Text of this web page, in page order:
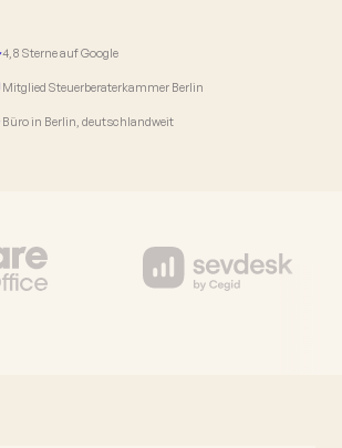
4,8 Sterne auf Google
Mitglied Steuerberaterkammer Berlin
Büro in Berlin, deutschlandweit